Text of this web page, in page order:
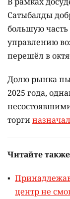
Сатыбалды
большую
управлению
перешёл в
Долю рынка
2025 года,
торги
Читайте
центр не